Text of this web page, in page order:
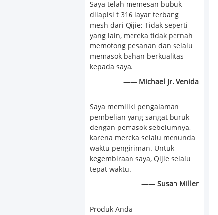
Saya telah memesan bubuk
dilapisi t 316 layar terbang
mesh dari Qijie; Tidak seperti
yang lain, mereka tidak pernah
memotong pesanan dan selalu
memasok bahan berkualitas
kepada saya.
—— Michael Jr. Venida
Saya memiliki pengalaman
pembelian yang sangat buruk
dengan pemasok sebelumnya,
karena mereka selalu menunda
waktu pengiriman. Untuk
kegembiraan saya, Qijie selalu
tepat waktu.
—— Susan Miller
Produk Anda